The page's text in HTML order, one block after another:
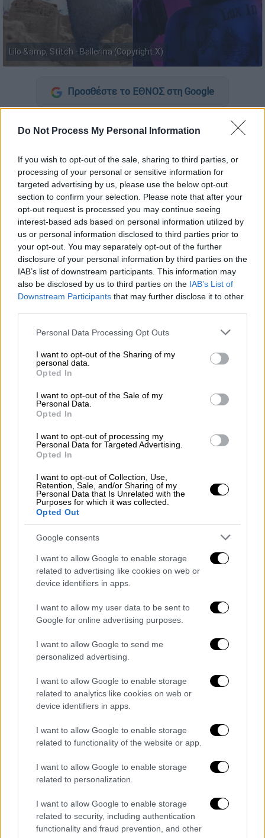
Do Not Process My Personal Information
If you wish to opt-out of the sale, sharing to third parties, or
processing of your personal or sensitive information for
targeted advertising by us, please use the below opt-out
section to confirm your selection. Please note that after your
opt-out request is processed you may continue seeing
interest-based ads based on personal information utilized by
us or personal information disclosed to third parties prior to
your opt-out. You may separately opt-out of the further
disclosure of your personal information by third parties on the
IAB’s list of downstream participants. This information may
also be disclosed by us to third parties on the IAB’s List of
Downstream Participants that may further disclose it to other
Please note that this website/app uses one or more Google
not limited to your visit or usage behaviour. You may click to
grant or deny consent to Google and its third-party tags to
use your data for below specified purposes in below Google
consent section.
Personal Data Processing Opt Outs
I want to opt-out of the Sharing of my
personal data.
Opted In
I want to opt-out of the Sale of my
Personal Data.
Opted In
I want to opt-out of processing my
Personal Data for Targeted Advertising.
Opted In
I want to opt-out of Collection, Use,
Retention, Sale, and/or Sharing of my
Personal Data that Is Unrelated with the
Purposes for which it was collected.
Opted Out
Google consents
I want to allow Google to enable storage
related to advertising like cookies on web or
device identifiers in apps.
I want to allow my user data to be sent to
Google for online advertising purposes.
I want to allow Google to send me
personalized advertising.
I want to allow Google to enable storage
related to analytics like cookies on web or
device identifiers in apps.
I want to allow Google to enable storage
related to functionality of the website or app.
I want to allow Google to enable storage
related to personalization.
I want to allow Google to enable storage
related to security, including authentication
functionality and fraud prevention, and other
Lilo &amp; Stitch - Ballerina (Copyright:X)
Προσθέστε το ΕΘΝΟΣ στη Google
Στο επίκεντρο του ανταγωνισμού του
αμερικανικού box office βρέθηκαν το
σαββατοκύριακοδύο εντελώς διαφορετικές
κινηματογραφικές παραγωγές: το spin-off
του John Wick, «Ballerina », με τηνΆνα ντε
Άρμαςκαι τονΚιάνου Ριβς, και η live-action
μεταφορά τηςDisney , «Lilo & Stitch».
Ο μέχρι τώρα νικητής
Η «Ballerina», που αποτελεί prequel της
δημοφιλούς σειράς ταινιών δράσης John
Wick, έκανε το ντεμπούτο της στις
αμερικανικές αίθουσες με υψηλές
προσδοκίες, όμως,όπως όλα δείχνουν, δεν
Lilo & Stitch, το οποίο συνεχίζει την
εντυπωσιακή πορεία του για δεύτερη
εβδομάδα.
Σύμφωνα με προβλέψεις του Deadline και
του Forbes, το Lilo & Stitch
αναμένεται να
συγκεντρώσει 32 έως 34 εκατομμύρια
δολάρια από 4.185 αίθουσες, παραμένοντας
στην πρώτη θέση για το διάστημα 30 Μαΐου
έως 1 Ιουνίου. Αντίθετα, η Ballerina της
Lionsgate εκτιμάται ότι θα συγκεντρώσει
25,5 εκατομμύρια δολάρια από 3.409
αίθουσες, καταλαμβάνοντας τη δεύτερη
θέση.
#BallerinaMovie
Targeting $26M-$30M As ‘Lilo &
Stitch’ Laughs To No. 1 With
$32M-$34M – Friday PM Box Office
Updatehttps://t.co/TrpQHQFOlo
— Deadline (@DEADLINE)June 7,
2025
animation του 2002αποδεικνύεται εμπορική
για τη Disney, καθώς την
προηγούμενη εβδομάδα είχε ήδη καταφέρει
να εκθρονίσει το «Karate Kid: Legends» από
την κορυφή.
Παρότι η Ballerina είχε σημαντική